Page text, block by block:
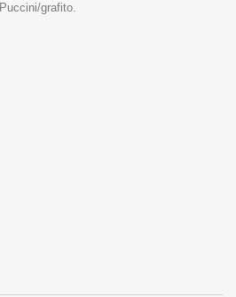
Puccini/grafito.